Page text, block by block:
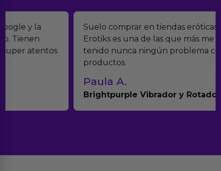
Suelo comprar en tiendas eróticas online, y
Erotiks es una de las que más me gustan. No he
tenido nunca ningún problema con los
Brightpurple Vibrador y Rotador